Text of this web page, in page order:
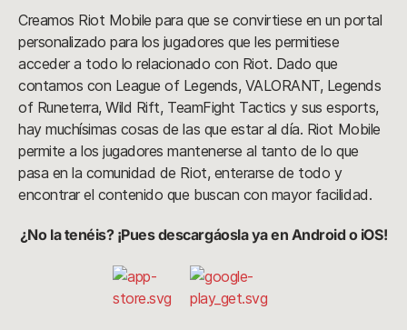
Creamos Riot Mobile para que se convirtiese en un portal
personalizado para los jugadores que les permitiese
acceder a todo lo relacionado con Riot. Dado que
contamos con League of Legends, VALORANT, Legends
of Runeterra, Wild Rift, TeamFight Tactics y sus esports,
hay muchísimas cosas de las que estar al día. Riot Mobile
permite a los jugadores mantenerse al tanto de lo que
pasa en la comunidad de Riot, enterarse de todo y
encontrar el contenido que buscan con mayor facilidad.
¿No la tenéis? ¡Pues descargáosla ya en Android o iOS!